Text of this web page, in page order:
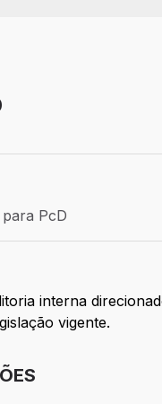
PcD
PcD
interna
vigente.